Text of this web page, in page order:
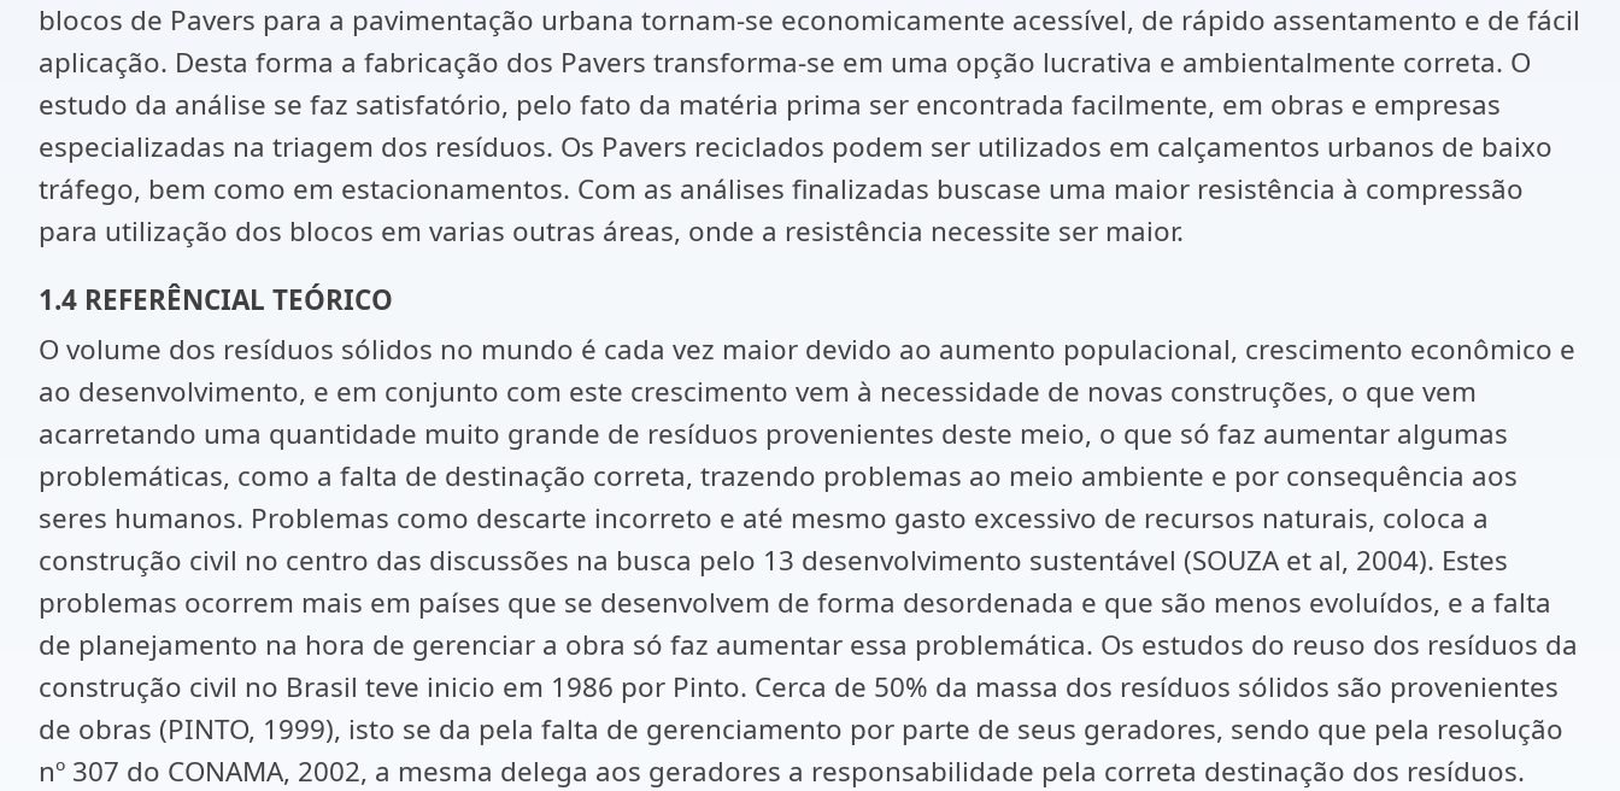
blocos de Pavers para a pavimentação urbana tornam-se economicamente acessível, de rápido assentamento e de fácil
aplicação. Desta forma a fabricação dos Pavers transforma-se em uma opção lucrativa e ambientalmente correta. O
estudo da análise se faz satisfatório, pelo fato da matéria prima ser encontrada facilmente, em obras e empresas
especializadas na triagem dos resíduos. Os Pavers reciclados podem ser utilizados em calçamentos urbanos de baixo
tráfego, bem como em estacionamentos. Com as análises finalizadas buscase uma maior resistência à compressão
para utilização dos blocos em varias outras áreas, onde a resistência necessite ser maior.
1.4 REFERÊNCIAL TEÓRICO
O volume dos resíduos sólidos no mundo é cada vez maior devido ao aumento populacional, crescimento econômico e
ao desenvolvimento, e em conjunto com este crescimento vem à necessidade de novas construções, o que vem
acarretando uma quantidade muito grande de resíduos provenientes deste meio, o que só faz aumentar algumas
problemáticas, como a falta de destinação correta, trazendo problemas ao meio ambiente e por consequência aos
seres humanos. Problemas como descarte incorreto e até mesmo gasto excessivo de recursos naturais, coloca a
construção civil no centro das discussões na busca pelo 13 desenvolvimento sustentável (SOUZA et al, 2004). Estes
problemas ocorrem mais em países que se desenvolvem de forma desordenada e que são menos evoluídos, e a falta
de planejamento na hora de gerenciar a obra só faz aumentar essa problemática. Os estudos do reuso dos resíduos da
construção civil no Brasil teve inicio em 1986 por Pinto. Cerca de 50% da massa dos resíduos sólidos são provenientes
de obras (PINTO, 1999), isto se da pela falta de gerenciamento por parte de seus geradores, sendo que pela resolução
nº 307 do CONAMA, 2002, a mesma delega aos geradores a responsabilidade pela correta destinação dos resíduos.